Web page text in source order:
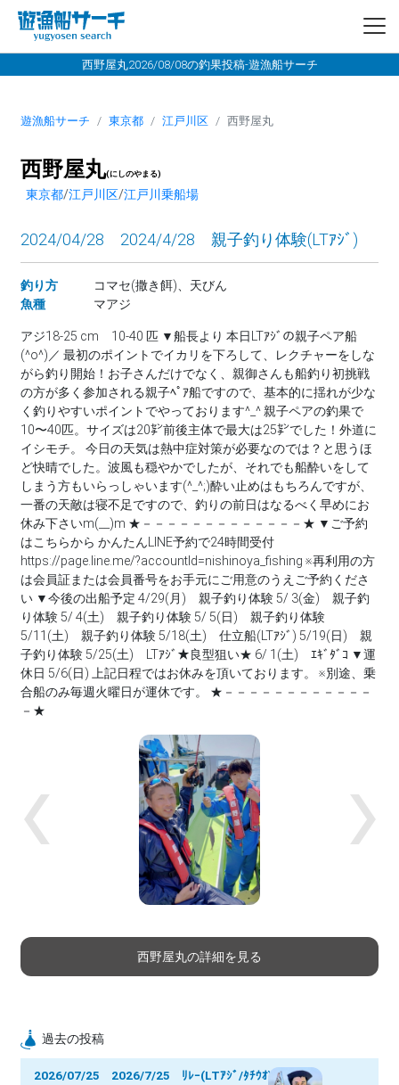
西野屋丸2026/08/08の釣果投稿-遊漁船サーチ
遊漁船サーチ 東京都 江戸川区 西野屋丸
西野屋丸(にしのやまる)
東京都/江戸川区/江戸川乗船場
2024/04/28 2024/4/28 親子釣り体験(LTｱｼﾞ)
釣り方
コマセ(撒き餌)、天びん
魚種
マアジ
アジ18-25 cm 10-40 匹 ▼船長より 本日LTｱｼﾞの親子ペア船
(^o^)／ 最初のポイントでイカリを下ろして、レクチャーをしな
がら釣り開始！お子さんだけでなく、親御さんも船釣り初挑戦
の方が多く参加される親子ﾍﾟｱ船ですので、基本的に揺れが少な
く釣りやすいポイントでやっております^⁠_⁠^ 親子ペアの釣果で
10〜40匹。サイズは20㌢前後主体で最大は25㌢でした！外道に
イシモチ。 今日の天気は熱中症対策が必要なのでは？と思うほ
ど快晴でした。波風も穏やかでしたが、それでも船酔いをして
しまう方もいらっしゃいます(^_^;)酔い止めはもちろんですが、
一番の天敵は寝不足ですので、釣りの前日はなるべく早めにお
休み下さいm(__)m ★－－－－－－－－－－－－－★ ▼ご予約
はこちらから かんたんLINE予約で24時間受付
https://page.line.me/?accountId=nishinoya_fishing ※再利用の方
は会員証または会員番号をお手元にご用意のうえご予約くださ
い ▼今後の出船予定 4/29(月) 親子釣り体験 5/ 3(金) 親子釣
り体験 5/ 4(土) 親子釣り体験 5/ 5(日) 親子釣り体験
5/11(土) 親子釣り体験 5/18(土) 仕立船(LTｱｼﾞ) 5/19(日) 親
子釣り体験 5/25(土) LTｱｼﾞ★良型狙い★ 6/ 1(土) ｴｷﾞﾀﾞｺ ▼運
休日 5/6(日) 上記日程ではお休みを頂いております。 ※別途、乗
合船のみ毎週火曜日が運休です。 ★－－－－－－－－－－－－
－★
Previous Next
西野屋丸の詳細を見る
過去の投稿
2026/07/25 2026/7/25 ﾘﾚｰ(LTｱｼﾞ/ﾀﾁｳｵ)